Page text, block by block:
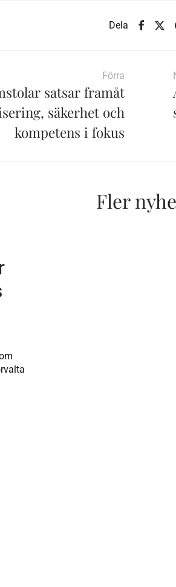
Dela
Förra
satsar framåt
säkerhet och
kompetens i fokus
Fler